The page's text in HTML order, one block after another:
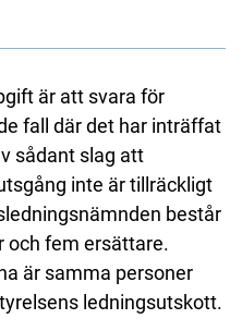
är att svara för
fall där det har inträffat
sådant slag att
inte är tillräckligt
består
och fem ersättare.
är samma personer
ledningsutskott.